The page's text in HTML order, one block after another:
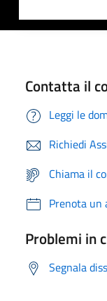
Contatta il
Leggi le
Richiedi
Chiama il
Prenota un
Problemi in
Segnala